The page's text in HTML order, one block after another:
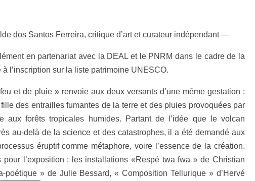
dos Santos Ferreira, critique d’art et curateur indépendant —
en partenariat avec la DEAL et le PNRM dans le cadre de la
l’inscription sur la liste patrimoine UNESCO.
et de pluie » renvoie aux deux versants d’une même gestation :
des entrailles fumantes de la terre et des pluies provoquées par
aux forêts tropicales humides. Partant de l’idée que le volcan
au-delà de la science et des catastrophes, il a été demandé aux
éruptif comme métaphore, voire l’essence de la création.
l’exposition : les installations «Respé twa fwa » de Christian
poétique » de Julie Bessard, « Composition Tellurique » d’Hervé